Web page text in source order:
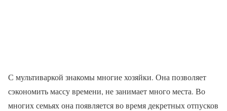
С мультиваркой знакомы многие хозяйки. Она позволяет
сэкономить массу времени, не занимает много места. Во
многих семьях она появляется во время декретных отпусков